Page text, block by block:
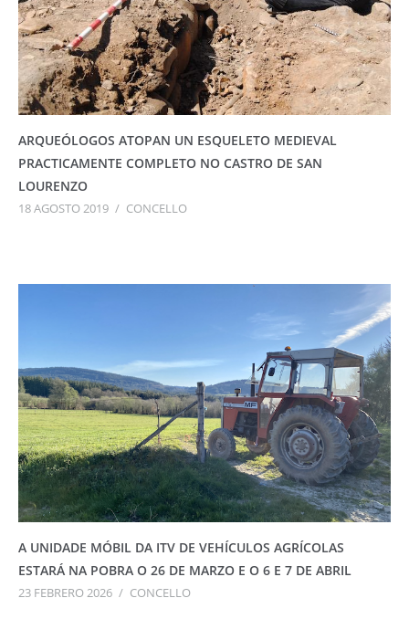
ARQUEÓLOGOS ATOPAN UN ESQUELETO MEDIEVAL
PRACTICAMENTE COMPLETO NO CASTRO DE SAN
LOURENZO
18 AGOSTO 2019 / CONCELLO
A UNIDADE MÓBIL DA ITV DE VEHÍCULOS AGRÍCOLAS
ESTARÁ NA POBRA O 26 DE MARZO E O 6 E 7 DE ABRIL
23 FEBRERO 2026 / CONCELLO